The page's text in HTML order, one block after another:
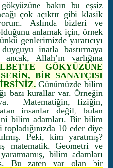
bakın bu eşsiz
çok açıktır gibi klasik
Aslında bizleri ve
anlamak için, örnek
genlerimizde yaratıcıyı
inatla bastırmaya
Allah’ın varlığına
GÖKYÜZÜNE
BİR SANATÇISI
Günümüzde bilim
bazı kurallar var. Örneğin
Matematiğin, fiziğin,
insanlar değil, bulan
bilim adamları. Bir bilim
topladığınızda 10 eder diye
Peki, kim yaratmış?
matematik. Geometri ve
bilim adamları
Bu zaten var olan bir